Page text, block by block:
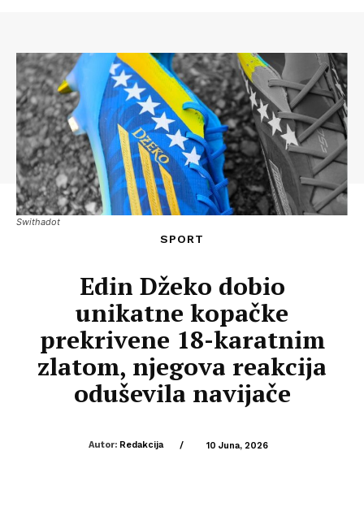
Swithadot
SPORT
Edin Džeko dobio
unikatne kopačke
prekrivene 18-karatnim
zlatom, njegova reakcija
oduševila navijače
Autor: Redakcija / 10 Juna, 2026